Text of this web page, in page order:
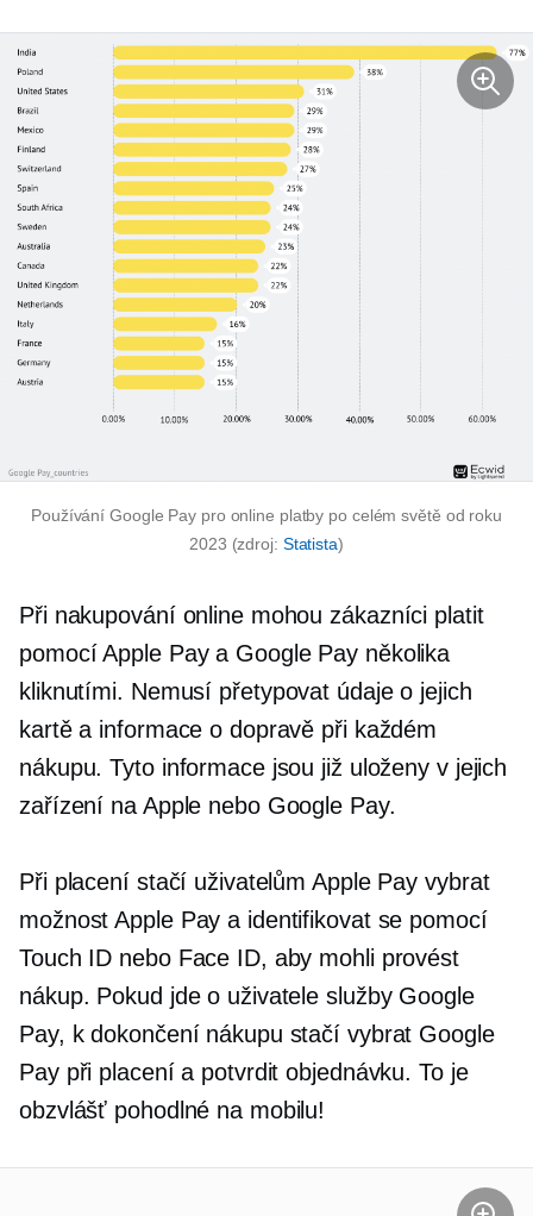
Používání Google Pay pro online platby po celém světě od roku
2023 (zdroj: Statista)
Při nakupování online mohou zákazníci platit
pomocí Apple Pay a Google Pay několika
kliknutími. Nemusí přetypovat údaje o jejich
kartě a informace o dopravě při každém
nákupu. Tyto informace jsou již uloženy v jejich
zařízení na Apple nebo Google Pay.
Při placení stačí uživatelům Apple Pay vybrat
možnost Apple Pay a identifikovat se pomocí
Touch ID nebo Face ID, aby mohli provést
nákup. Pokud jde o uživatele služby Google
Pay, k dokončení nákupu stačí vybrat Google
Pay při placení a potvrdit objednávku. To je
obzvlášť pohodlné na mobilu!